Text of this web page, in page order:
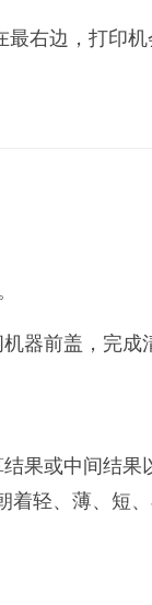
右边，打印
器前盖，完成
果或中间结果
着轻、薄、短